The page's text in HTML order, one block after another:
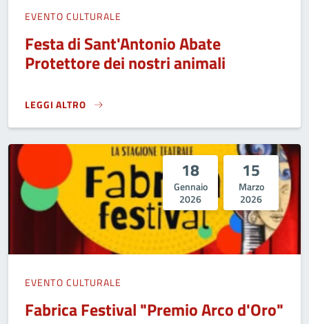
EVENTO CULTURALE
Festa di Sant'Antonio Abate
Protettore dei nostri animali
LEGGI ALTRO
FESTA DI SANT'ANTONIO ABATE PROTETTORE DEI NOSTRI
18
Gennaio
2026
15
Marzo
2026
EVENTO CULTURALE
Fabrica Festival "Premio Arco d'Oro"